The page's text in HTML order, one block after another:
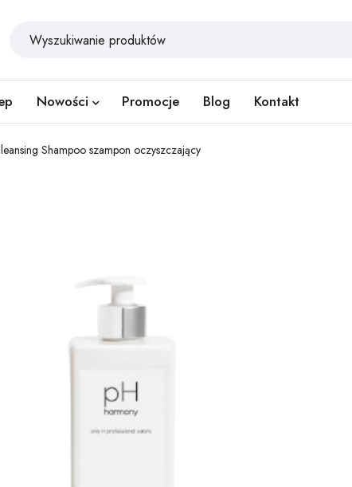
Nowości Promocje Blog Kontakt
Shampoo szampon oczyszczający